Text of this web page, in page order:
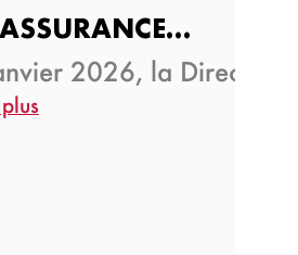
SUNU ASSURANCES IARD CÔTE D’…
2026, la Direction